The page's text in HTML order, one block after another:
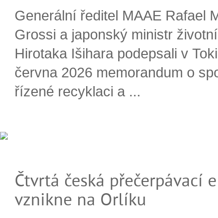
Generální ředitel MAAE Rafael
Grossi a japonský ministr
Hirotaka Išihara podepsali v
června 2026 memorandum o
řízené recyklaci a ...
Čtvrtá česká přečerpávací
vznikne na Orlíku